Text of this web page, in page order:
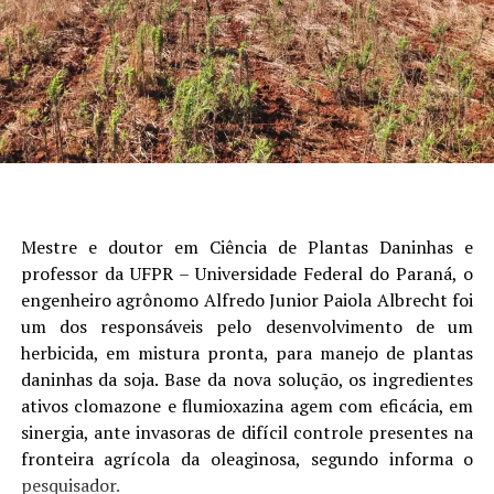
em alta na Bolsa de Mercadorias de Chicago (CBOT). Em
uma sessão marcada pela volatilidade, os preços
oscilaram em uma faixa estreita e recuperaram parte
das perdas recentes, impulsionados principalmente por
sinais de retomada das compras chinesas.
asiáticos ouvidos pela Reuters. As compras ampliam a
sequência de negócios antes da visita esperada do
presidente chinês, Xi Jinping, aos Estados Unidos no
próximo mês.
Segundo operadores, a estatal Sinograin comprou entre
10 e 15 cargas na quarta-feira. Pelo menos 10 delas
possuem embarques programados para outubro e
novembro.
Mestre e doutor em Ciência de Plantas Daninhas e
professor da UFPR – Universidade Federal do Paraná, o
engenheiro agrônomo Alfredo Junior Paiola Albrecht foi
um dos responsáveis pelo desenvolvimento de um
herbicida, em mistura pronta, para manejo de plantas
daninhas da soja. Base da nova solução, os ingredientes
ativos clomazone e flumioxazina agem com eficácia, em
sinergia, ante invasoras de difícil controle presentes na
fronteira agrícola da oleaginosa, segundo informa o
pesquisador.